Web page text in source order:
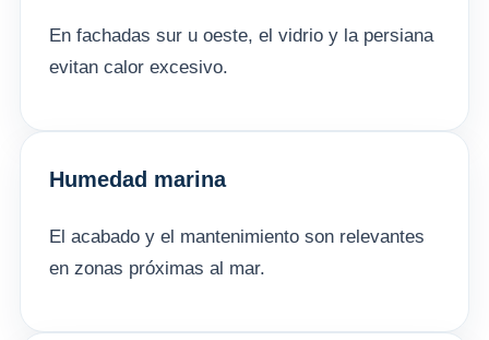
En fachadas sur u oeste, el vidrio y la persiana
evitan calor excesivo.
Humedad marina
El acabado y el mantenimiento son relevantes
en zonas próximas al mar.